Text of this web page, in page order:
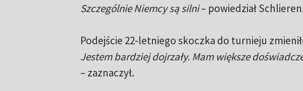
Szczególnie Niemcy są silni– powiedział
Podejście 22-letniego skoczka do turnieju
Jestem bardziej dojrzały. Mam większe
– zaznaczył.